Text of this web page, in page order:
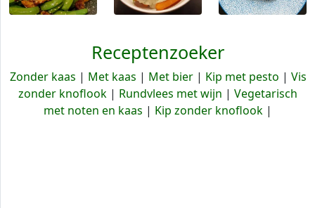
Receptenzoeker
Zonder kaas | Met kaas | Met bier | Kip met pesto | Vis
zonder knoflook | Rundvlees met wijn | Vegetarisch
met noten en kaas | Kip zonder knoflook |